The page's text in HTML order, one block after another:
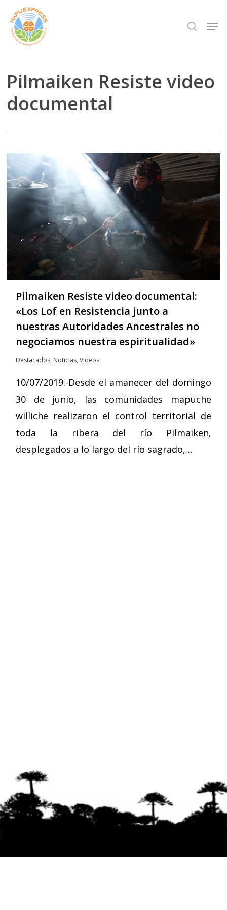
Skip
main
search
Pilmaiken Resiste video
documental
Pilmaiken Resiste video documental:
«Los Lof en Resistencia junto a
nuestras Autoridades Ancestrales no
negociamos nuestra espiritualidad»
Destacados, Noticias,Videos
10/07/2019.-Desde el amanecer del domingo
30 de junio, las comunidades mapuche
williche realizaron el control territorial de
toda la ribera del río Pilmaiken,
desplegados a lo largo del río sagrado,…
Close